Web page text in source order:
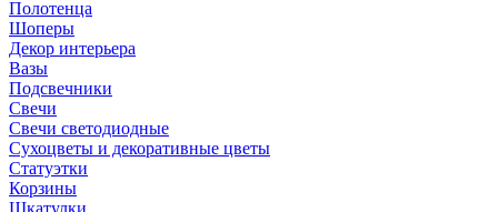
Полотенца
Шоперы
Декор интерьера
Вазы
Подсвечники
Свечи
Свечи светодиодные
Сухоцветы и декоративные цветы
Статуэтки
Корзины
Шкатулки